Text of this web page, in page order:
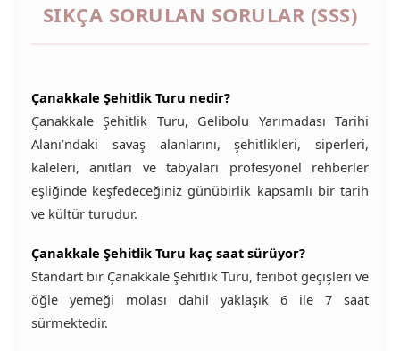
SIKÇA SORULAN SORULAR (SSS)
Çanakkale Şehitlik Turu nedir?
Çanakkale Şehitlik Turu, Gelibolu Yarımadası Tarihi
Alanı’ndaki savaş alanlarını, şehitlikleri, siperleri,
kaleleri, anıtları ve tabyaları profesyonel rehberler
eşliğinde keşfedeceğiniz günübirlik kapsamlı bir tarih
ve kültür turudur.
Çanakkale Şehitlik Turu kaç saat sürüyor?
Standart bir Çanakkale Şehitlik Turu, feribot geçişleri ve
öğle yemeği molası dahil yaklaşık 6 ile 7 saat
sürmektedir.